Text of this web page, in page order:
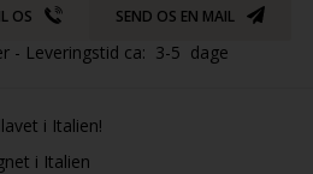
OS SEND OS EN MAIL
- Leveringstid ca: 3-5 dage
i Italien!
i Italien